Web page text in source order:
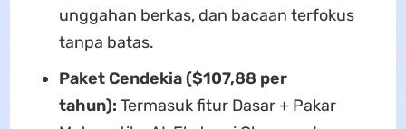
unggahan berkas, dan bacaan terfokus
tanpa batas.
Paket Cendekia ($107,88 per
tahun): Termasuk fitur Dasar + Pakar